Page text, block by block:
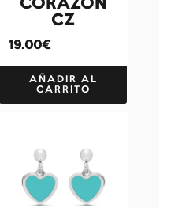
CORAZON
CZ
19.00€
AÑADIR AL
CARRITO